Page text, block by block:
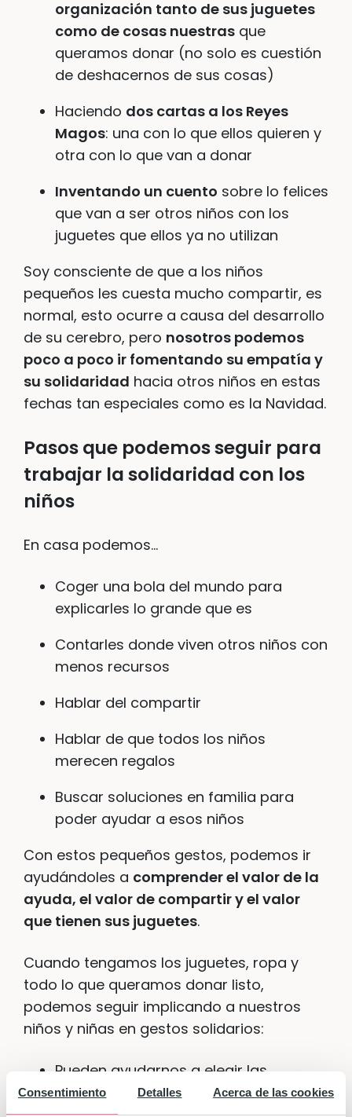
Consentimiento Detalles Acerca de las cookies
organización tanto de sus juguetes
como de cosas nuestras que
queramos donar (no solo es cuestión
de deshacernos de sus cosas)
Haciendo dos cartas a los Reyes
Magos: una con lo que ellos quieren y
otra con lo que van a donar
Inventando un cuento sobre lo felices
que van a ser otros niños con los
juguetes que ellos ya no utilizan
Soy consciente de que a los niños
pequeños les cuesta mucho compartir, es
normal, esto ocurre a causa del desarrollo
de su cerebro, pero nosotros podemos
poco a poco ir fomentando su empatía y
su solidaridad hacia otros niños en estas
fechas tan especiales como es la Navidad.
Pasos que podemos seguir para
trabajar la solidaridad con los
niños
En casa podemos…
Coger una bola del mundo para
explicarles lo grande que es
Contarles donde viven otros niños con
menos recursos
Hablar del compartir
Hablar de que todos los niños
merecen regalos
Buscar soluciones en familia para
poder ayudar a esos niños
Con estos pequeños gestos, podemos ir
ayudándoles a comprender el valor de la
ayuda, el valor de compartir y el valor
que tienen sus juguetes.
Cuando tengamos los juguetes, ropa y
todo lo que queramos donar listo,
podemos seguir implicando a nuestros
niños y niñas en gestos solidarios:
Pueden ayudarnos a elegir las
asociaciones donde llevar todo